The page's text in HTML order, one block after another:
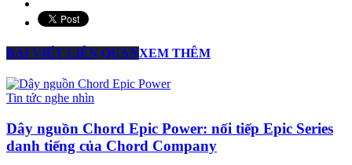
BÀI VIẾT LIÊN QUANXEM THÊM
Tin tức nghe nhìn
Dây nguồn Chord Epic Power: nối tiếp Epic Series
danh tiếng của Chord Company